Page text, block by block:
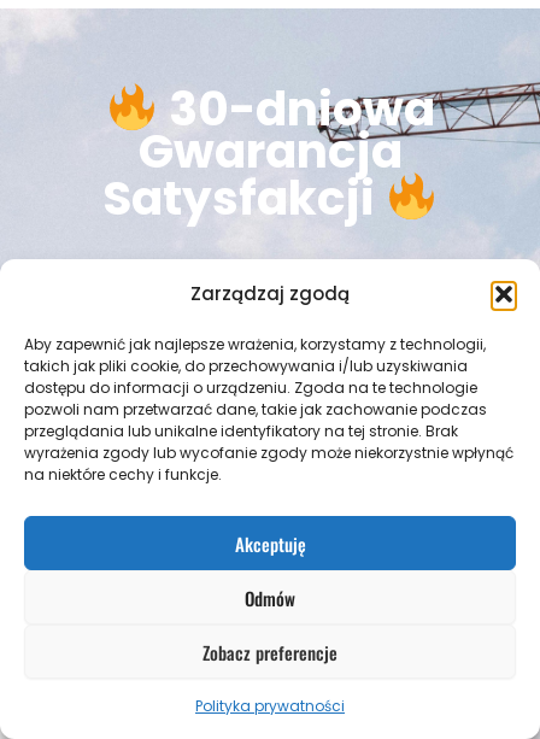
Zarządzaj zgodą
Aby zapewnić jak najlepsze wrażenia, korzystamy z technologii,
takich jak pliki cookie, do przechowywania i/lub uzyskiwania
dostępu do informacji o urządzeniu. Zgoda na te technologie
pozwoli nam przetwarzać dane, takie jak zachowanie podczas
przeglądania lub unikalne identyfikatory na tej stronie. Brak
wyrażenia zgody lub wycofanie zgody może niekorzystnie wpłynąć
na niektóre cechy i funkcje.
Akceptuję
Odmów
Zobacz preferencje
Polityka prywatności
30-dniowa
Gwarancja
Satysfakcji
POKOCHAJ KURS LUB ZWRACAM PIENIĄDZE
oczekujesz. Jeżeli jednak z jakichś powodów
wystarczy, że napiszesz na adres:
! Okres gwarancji to
największej wartości merytorycznej i